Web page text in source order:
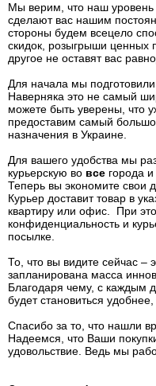
Мы верим, что наш уровень
сделают вас нашим
стороны будем всецело
скидок, розыгрыши ценных
другое не оставят вас
Для начала мы
Наверняка это не самый
можете быть уверены,
предоставим самый
назначения в Украине.
Для вашего удобства мы
курьерскую во все города
Теперь вы экономите свои
Курьер доставит товар в
квартиру или офис. При
конфиденциальность и
посылке.
То, что вы видите сейчас –
запланирована масса
Благодаря чему, с каждым
будет становиться
Спасибо за то, что нашли
Надеемся, что Ваши
удовольствие. Ведь мы